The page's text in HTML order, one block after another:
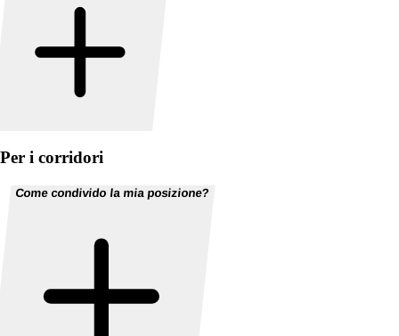
Per i corridori
Come condivido la mia posizione?